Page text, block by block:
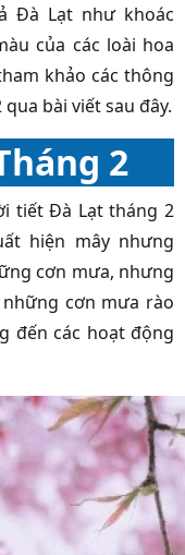
Đà Lạt như khoác
của các loài hoa
khảo các thông
bài viết sau đây.
2
tiết Đà Lạt tháng 2
hiện mây nhưng
cơn mưa, nhưng
cơn mưa rào
đến các hoạt động